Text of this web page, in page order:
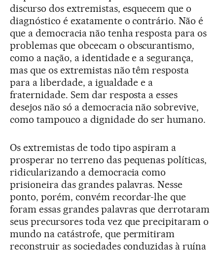
discurso dos extremistas, esquecem que o
diagnóstico é exatamente o contrário. Não é
que a democracia não tenha resposta para os
problemas que obcecam o obscurantismo,
como a nação, a identidade e a segurança,
mas que os extremistas não têm resposta
para a liberdade, a igualdade e a
fraternidade. Sem dar resposta a esses
desejos não só a democracia não sobrevive,
como tampouco a dignidade do ser humano.
Os extremistas de todo tipo aspiram a
prosperar no terreno das pequenas políticas,
ridicularizando a democracia como
prisioneira das grandes palavras. Nesse
ponto, porém, convém recordar-lhe que
foram essas grandes palavras que derrotaram
seus precursores toda vez que precipitaram o
mundo na catástrofe, que permitiram
reconstruir as sociedades conduzidas à ruína